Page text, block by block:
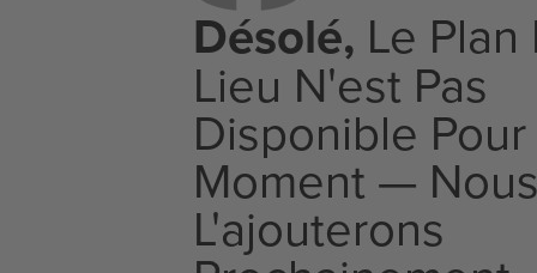
Désolé, Le Plan
Lieu N'est Pas
Disponible Pour
Moment — Nous
L'ajouterons